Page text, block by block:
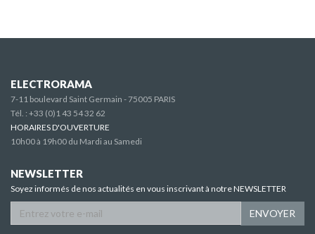
ELECTRORAMA
7-11 boulevard Saint Germain - 75005 PARIS
Tél. : +33 (0)1 43 54 32 62
HORAIRES D'OUVERTURE
10h00 à 19h00 du Mardi au Samedi
NEWSLETTER
Soyez informés de nos actualités en vous inscrivant à notre NEWSLETTER
ENVOYER